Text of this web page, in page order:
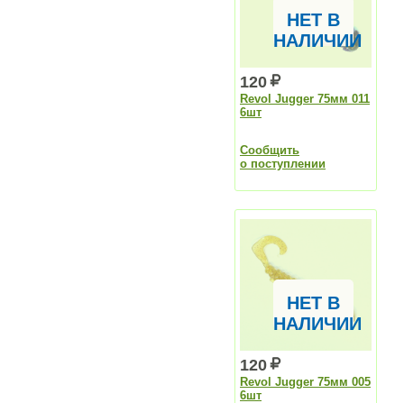
НЕТ В
НАЛИЧИИ
120
Revol Jugger 75мм 011
6шт
Сообщить
о поступлении
НЕТ В
НАЛИЧИИ
120
Revol Jugger 75мм 005
6шт